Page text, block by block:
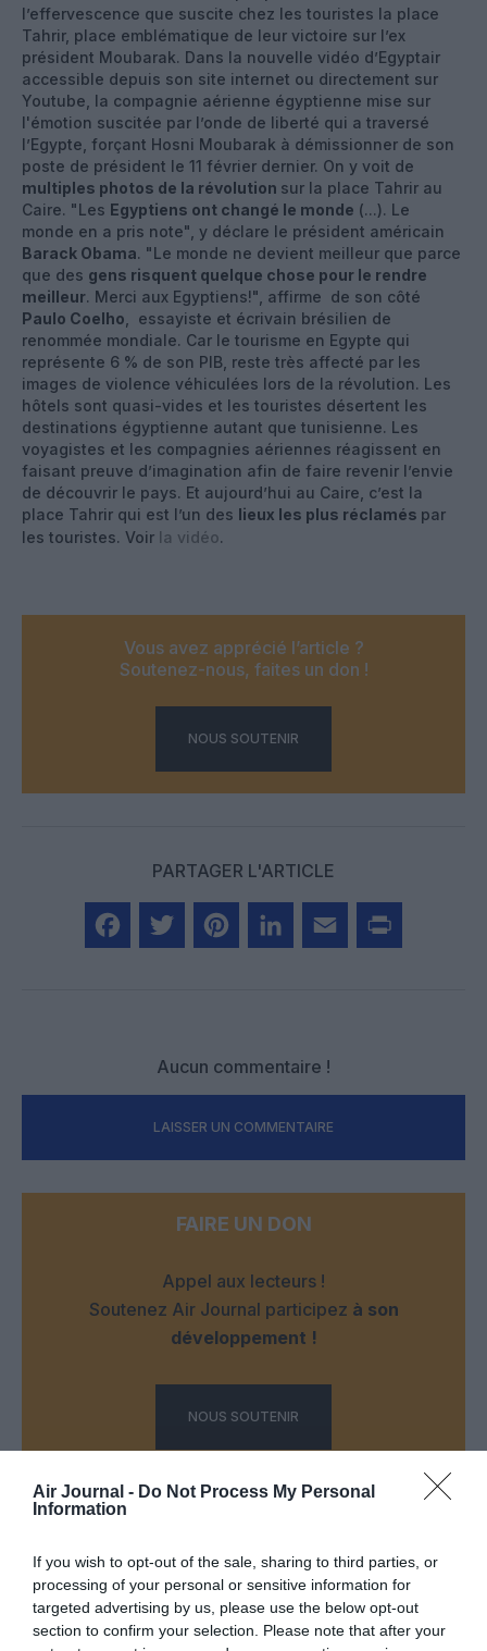
Air Journal - Do Not Process My Personal
Information
If you wish to opt-out of the sale, sharing to third parties, or
processing of your personal or sensitive information for
targeted advertising by us, please use the below opt-out
section to confirm your selection. Please note that after your
l’effervescence que suscite chez les touristes la place
Tahrir, place emblématique de leur victoire sur l’ex
président Moubarak. Dans la nouvelle vidéo d’Egyptair
accessible depuis son site internet ou directement sur
Youtube, la compagnie aérienne égyptienne mise sur
l'émotion suscitée par l’onde de liberté qui a traversé
l’Egypte, forçant Hosni Moubarak à démissionner de son
poste de président le 11 février dernier. On y voit de
multiples photos de la révolution sur la place Tahrir au
Caire. "Les Egyptiens ont changé le monde (...). Le
monde en a pris note", y déclare le président américain
Barack Obama. "Le monde ne devient meilleur que parce
que des gens risquent quelque chose pour le rendre
meilleur. Merci aux Egyptiens!", affirme de son côté
Paulo Coelho , essayiste et écrivain brésilien de
renommée mondiale. Car le tourisme en Egypte qui
représente 6 % de son PIB, reste très affecté par les
images de violence véhiculées lors de la révolution. Les
hôtels sont quasi-vides et les touristes désertent les
destinations égyptienne autant que tunisienne. Les
voyagistes et les compagnies aériennes réagissent en
faisant preuve d’imagination afin de faire revenir l’envie
de découvrir le pays. Et aujourd’hui au Caire, c’est la
place Tahrir qui est l’un des lieux les plus réclamés par
les touristes. Voir la vidéo.
Vous avez apprécié l’article ?
Soutenez-nous, faites un don !
NOUS SOUTENIR
PARTAGER L'ARTICLE
Aucun commentaire !
LAISSER UN COMMENTAIRE
FAIRE UN DON
Appel aux lecteurs !
Soutenez Air Journal participez à son
développement !
NOUS SOUTENIR
DERNIERS COMMENTAIRES